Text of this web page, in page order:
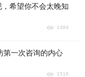
希望你不会太晚知
1484
第一次咨询的内心
1516